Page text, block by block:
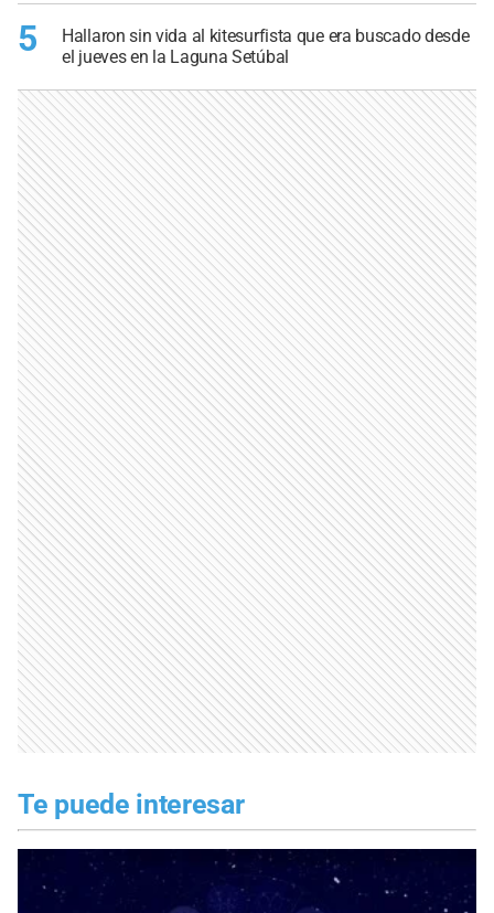
5
Hallaron sin vida al kitesurfista que era buscado desde
el jueves en la Laguna Setúbal
Te puede interesar